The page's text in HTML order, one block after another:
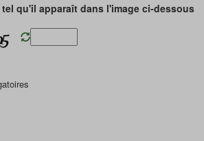
tel qu'il apparaît dans l'image ci-dessous